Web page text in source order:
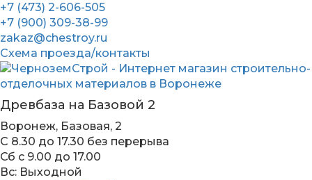
+7 (473) 2-606-505
+7 (900) 309-38-99
zakaz@chestroy.ru
Схема проезда/контакты
Древбаза на Базовой 2
Воронеж, Базовая, 2
С 8.30 до 17.30 без перерыва
Сб c 9.00 до 17.00
Вс: Выходной